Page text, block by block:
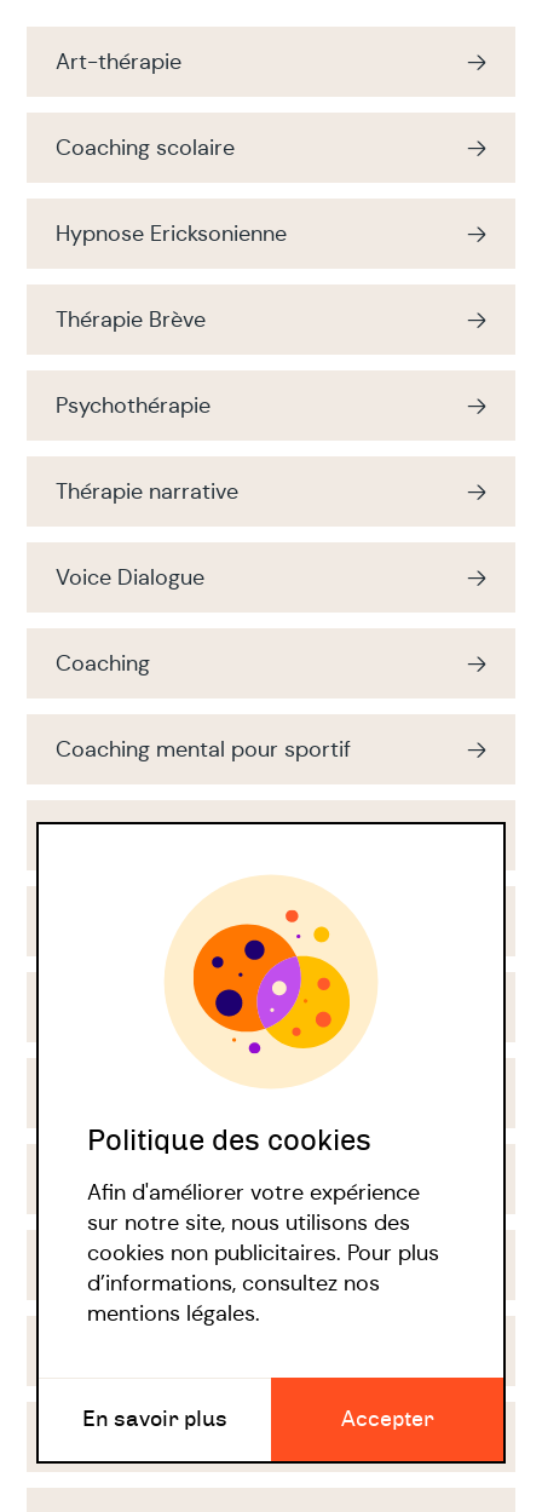
Art-thérapie
Coaching scolaire
Hypnose Ericksonienne
Thérapie Brève
Psychothérapie
Thérapie narrative
Voice Dialogue
Coaching
Coaching mental pour sportif
Thérapie rogérienne
Conseil conjugal et familial
Thérapie analytique
Thérapie cognitivo-comportementale
Politique des cookies
Afin d'améliorer votre expérience
sur notre site, nous utilisons des
cookies non publicitaires. Pour plus
d’informations, consultez nos
mentions légales.
En savoir plus Accepter